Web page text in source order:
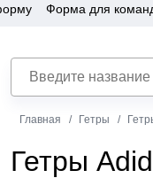
Форма для
Главная Гетры
Гетры